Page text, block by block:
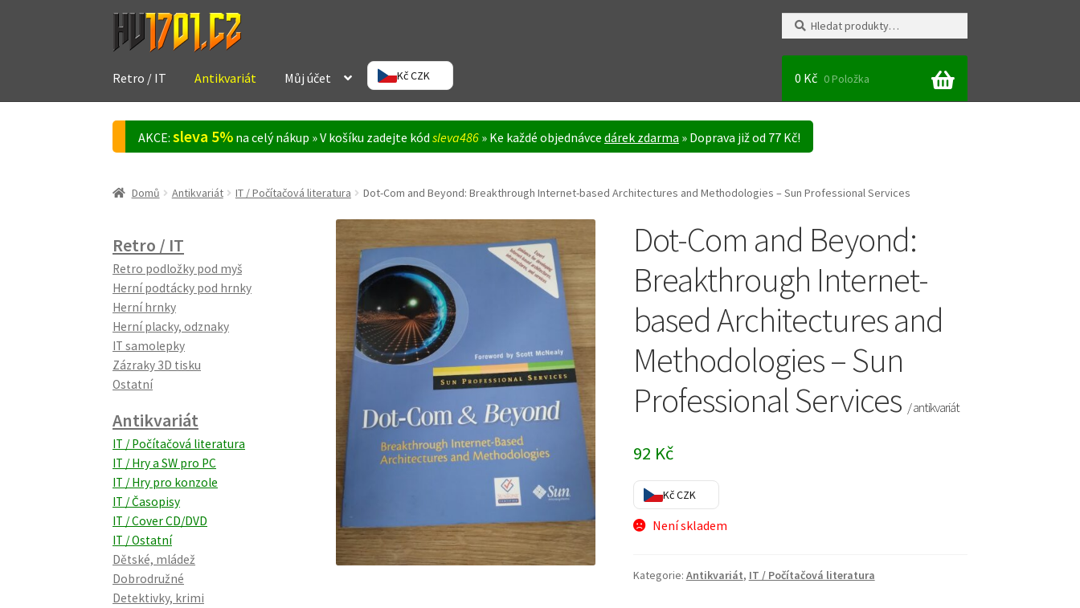
Přeskočit
na
Přejít
webu
Hledat:
Hledat
Retro / IT Antikvariát Můj účet Kč CZK 0 Kč 0 Položka
AKCE:sleva 5% na celý nákup » V košíku zadejte kódsleva486 » Ke každé objednávcedárek zdarma » Doprava již od 77 Kč!
Domů Antikvariát IT / Počítačová literatura Dot-Com and Beyond: Breakthrough Internet-based Architectures and Methodologies – Sun Professional Services
Dot-Com and Beyond:
Breakthrough Internet-
based Architectures and
Methodologies – Sun
Professional Services / antikvariát
92 Kč
Kč CZK
Není skladem
Kategorie: Antikvariát, IT / Počítačová literatura
Retro / IT
Retro podložky pod myš
Herní podtácky pod hrnky
Herní hrnky
Herní placky, odznaky
IT samolepky
Zázraky 3D tisku
Ostatní
Antikvariát
IT / Počítačová literatura
IT / Hry a SW pro PC
IT / Hry pro konzole
IT / Časopisy
IT / Cover CD/DVD
IT / Ostatní
Dětské, mládež
Dobrodružné
Detektivky, krimi